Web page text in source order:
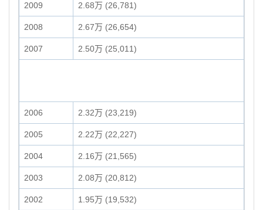
2009 2.68万 (26,781)
2008 2.67万 (26,654)
2007 2.50万 (25,011)
2006 2.32万 (23,219)
2005 2.22万 (22,227)
2004 2.16万 (21,565)
2003 2.08万 (20,812)
2002 1.95万 (19,532)